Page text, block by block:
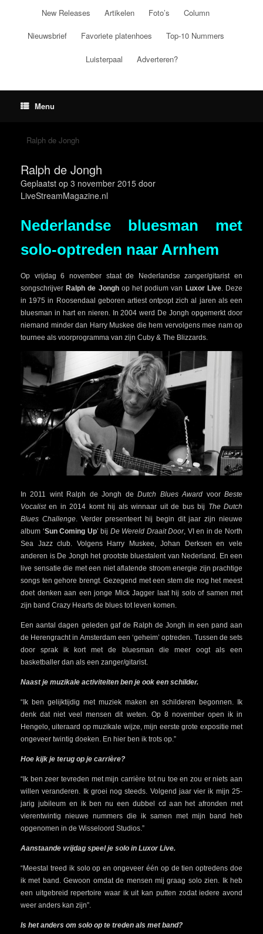
New Releases Artikelen Foto’s Column
Nieuwsbrief Favoriete platenhoes Top-10 Nummers
Luisterpaal Adverteren?
Menu
Ralph de Jongh
Ralph de Jongh
Geplaatst op 3 november 2015 door
LiveStreamMagazine.nl
Nederlandse bluesman met
solo-optreden naar Arnhem
Op vrijdag 6 november staat de Nederlandse zanger/gitarist en
songschrijverRalph de Jonghop het podium van Luxor Live. Deze
in 1975 in Roosendaal geboren artiest ontpopt zich al jaren als een
bluesman in hart en nieren. In 2004 werd De Jongh opgemerkt door
niemand minder dan Harry Muskee die hem vervolgens mee nam op
tournee als voorprogramma van zijn Cuby & The Blizzards.
In 2011 wint Ralph de Jongh deDutch Blues Award voorBeste
Vocalisten in 2014 komt hij als winnaar uit de bus bij The Dutch
Blues Challenge. Verder presenteert hij begin dit jaar zijn nieuwe
album ‘Sun Coming Up’ bij De Wereld Draait Door, VI en in de North
Sea Jazz club. Volgens Harry Muskee, Johan Derksen en vele
anderen is De Jongh het grootste bluestalent van Nederland. En een
live sensatie die met een niet aflatende stroom energie zijn prachtige
songs ten gehore brengt. Gezegend met een stem die nog het meest
doet denken aan een jonge Mick Jagger laat hij solo of samen met
zijn band Crazy Hearts de blues tot leven komen.
Een aantal dagen geleden gaf de Ralph de Jongh in een pand aan
de Herengracht in Amsterdam een ‘geheim’ optreden. Tussen de sets
door sprak ik kort met de bluesman die meer oogt als een
basketballer dan als een zanger/gitarist.
Naast je muzikale activiteiten ben je ook een schilder.
“Ik ben gelijktijdig met muziek maken en schilderen begonnen. Ik
denk dat niet veel mensen dit weten. Op 8 november open ik in
Hengelo, uiteraard op muzikale wijze, mijn eerste grote expositie met
ongeveer twintig doeken. En hier ben ik trots op.”
Hoe kijk je terug op je carrière?
“Ik ben zeer tevreden met mijn carrière tot nu toe en zou er niets aan
willen veranderen. Ik groei nog steeds. Volgend jaar vier ik mijn 25-
jarig jubileum en ik ben nu een dubbel cd aan het afronden met
vierentwintig nieuwe nummers die ik samen met mijn band heb
opgenomen in de Wisseloord Studios.”
Aanstaande vrijdag speel je solo in Luxor Live.
“Meestal treed ik solo op en ongeveer één op de tien optredens doe
ik met band. Gewoon omdat de mensen mij graag solo zien. Ik heb
een uitgebreid repertoire waar ik uit kan putten zodat iedere avond
weer anders kan zijn”.
Is het anders om solo op te treden als met band?